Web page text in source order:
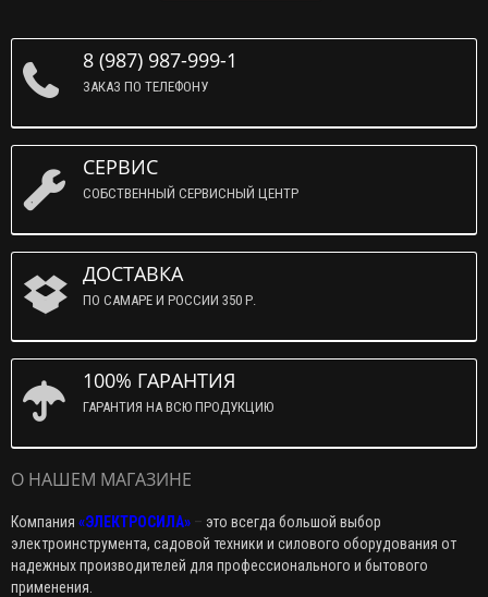
8 (987) 987-999-1
ЗАКАЗ ПО ТЕЛЕФОНУ
СЕРВИС
СОБСТВЕННЫЙ СЕРВИСНЫЙ ЦЕНТР
ДОСТАВКА
ПО САМАРЕ И РОССИИ 350 Р.
100% ГАРАНТИЯ
ГАРАНТИЯ НА ВСЮ ПРОДУКЦИЮ
О НАШЕМ МАГАЗИНЕ
Компания «ЭЛЕКТРОСИЛА» – это всегда большой выбор
электроинструмента, садовой техники и силового оборудования от
надежных производителей для профессионального и бытового
применения.